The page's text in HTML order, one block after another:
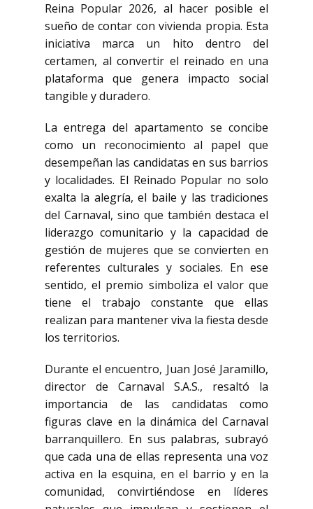
Reina Popular 2026, al hacer posible el
sueño de contar con vivienda propia. Esta
iniciativa marca un hito dentro del
certamen, al convertir el reinado en una
plataforma que genera impacto social
tangible y duradero.
La entrega del apartamento se concibe
como un reconocimiento al papel que
desempeñan las candidatas en sus barrios
y localidades. El Reinado Popular no solo
exalta la alegría, el baile y las tradiciones
del Carnaval, sino que también destaca el
liderazgo comunitario y la capacidad de
gestión de mujeres que se convierten en
referentes culturales y sociales. En ese
sentido, el premio simboliza el valor que
tiene el trabajo constante que ellas
realizan para mantener viva la fiesta desde
los territorios.
Durante el encuentro, Juan José Jaramillo,
director de Carnaval S.A.S., resaltó la
importancia de las candidatas como
figuras clave en la dinámica del Carnaval
barranquillero. En sus palabras, subrayó
que cada una de ellas representa una voz
activa en la esquina, en el barrio y en la
comunidad, convirtiéndose en líderes